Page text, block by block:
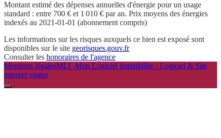
Montant estimé des dépenses annuelles d'énergie pour un usage
standard : entre 700 € et 1 010 € par an. Prix moyens des énergies
indexés au 2021-01-01 (abonnement compris)
Les informations sur les risques auxquels ce bien est exposé sont
disponibles sur le site georisques.gouv.fr
Consulter les honoraires de l'agence
Mentions légalesMLI -Mon Logiciel Immobilier - Logiciel & Site
internet viager